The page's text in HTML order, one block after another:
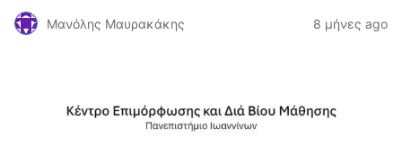
Μανόλης Μαυρακάκης 8 μήνες ago